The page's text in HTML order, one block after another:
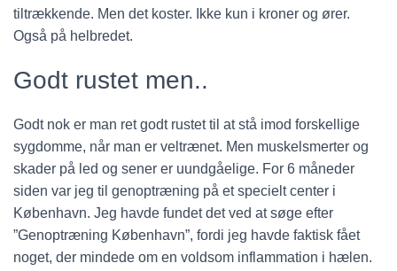
tiltrækkende. Men det koster. Ikke kun i kroner og ører.
Også på helbredet.
Godt rustet men..
Godt nok er man ret godt rustet til at stå imod forskellige
sygdomme, når man er veltrænet. Men muskelsmerter og
skader på led og sener er uundgåelige. For 6 måneder
siden var jeg til genoptræning på et specielt center i
København. Jeg havde fundet det ved at søge efter
”Genoptræning København”, fordi jeg havde faktisk fået
noget, der mindede om en voldsom inflammation i hælen.